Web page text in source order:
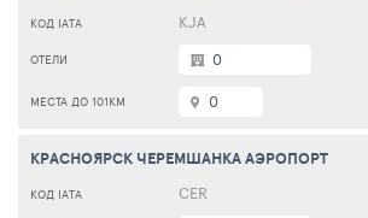
KJA
0
0
КРАСНОЯРСК ЧЕРЕМШАНКА АЭРОПОРТ
CER